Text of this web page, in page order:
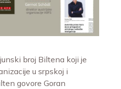
broj Biltena koji je
u srpskoj i
govore Goran